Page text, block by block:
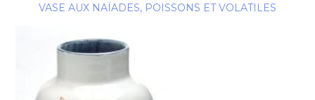
VASE AUX NAÏADES, POISSONS ET VOLATILES